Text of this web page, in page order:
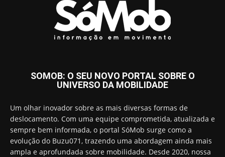
SOMOB: O SEU NOVO PORTAL SOBRE O
UNIVERSO DA MOBILIDADE
Um olhar inovador sobre as mais diversas formas de
deslocamento. Com uma equipe comprometida, atualizada e
sempre bem informada, o portal SóMob surge como a
evolução do Buzu071, trazendo uma abordagem ainda mais
ampla e aprofundada sobre mobilidade. Desde 2020, nossa